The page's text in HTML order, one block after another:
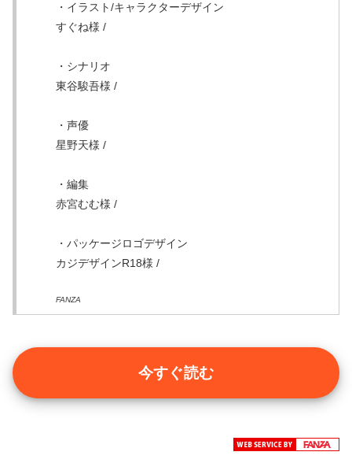
・イラスト/キャラクターデザイン
すぐね様 /
・シナリオ
東谷駿吾様 /
・声優
星野天様 /
・編集
赤宮むむ様 /
・パッケージロゴデザイン
カジデザインR18様 /
FANZA
今すぐ読む